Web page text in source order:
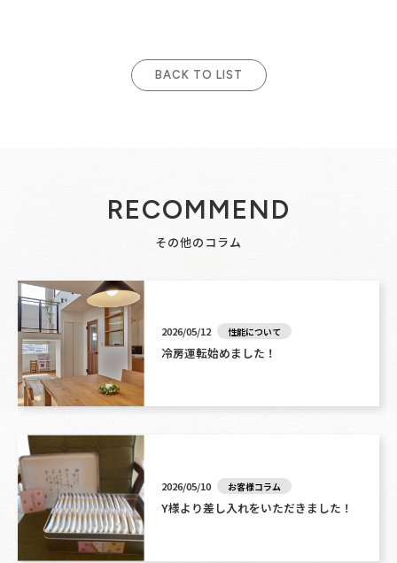
BACK TO LIST
RECOMMEND
その他のコラム
2026/05/12 性能について
冷房運転始めました！
2026/05/10 お客様コラム
Y様より差し入れをいただきました！